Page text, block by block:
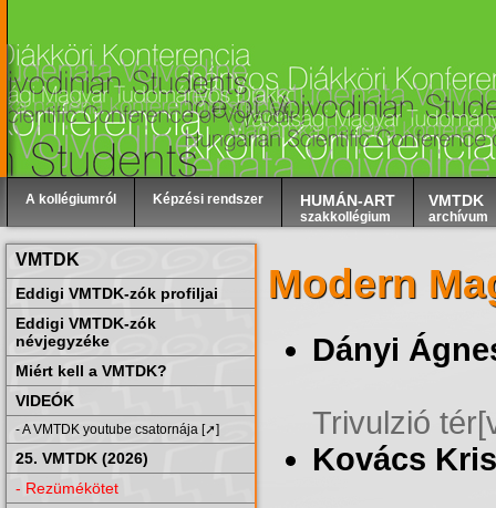
A kollégiumról Képzési rendszer HUMÁN-ART
szakkollégium
VMTDK
archívum
VMTDK
Eddigi VMTDK-zók profiljai
Eddigi VMTDK-zók
névjegyzéke
Miért kell a VMTDK?
VIDEÓK
- A VMTDK youtube csatornája [➚]
25. VMTDK (2026)
- Rezümékötet
Modern
Dányi
Trivulzió
Kovács